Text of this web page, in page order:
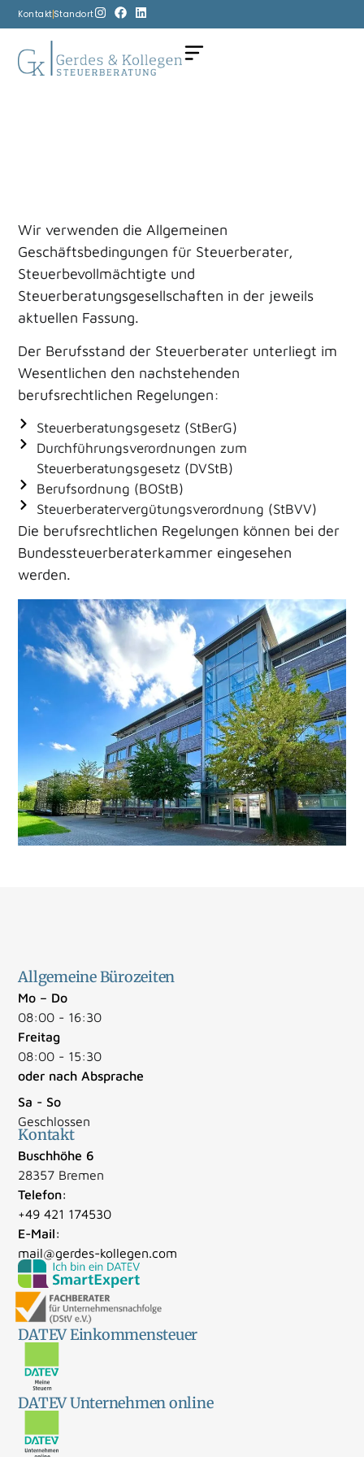
Kontakt Standort
Wir verwenden die Allgemeinen
Geschäftsbedingungen für Steuerberater,
Steuerbevollmächtigte und
Steuerberatungsgesellschaften in der jeweils
aktuellen Fassung.
Der Berufsstand der Steuerberater unterliegt im
Wesentlichen den nachstehenden
berufsrechtlichen Regelungen:
Steuerberatungsgesetz (StBerG)
Durchführungsverordnungen zum
Steuerberatungsgesetz (DVStB)
Berufsordnung (BOStB)
Steuerberatervergütungsverordnung (StBVV)
Die berufsrechtlichen Regelungen können bei der
Bundessteuerberaterkammer eingesehen
werden.
Allgemeine Bürozeiten
Mo – Do
08:00 - 16:30
Freitag
08:00 - 15:30
oder nach Absprache
Sa - So
Geschlossen
Kontakt
Buschhöhe 6
28357 Bremen
Telefon:
+49 421 174530
E-Mail:
mail@gerdes-kollegen.com
DATEV Einkommensteuer
DATEV Unternehmen online